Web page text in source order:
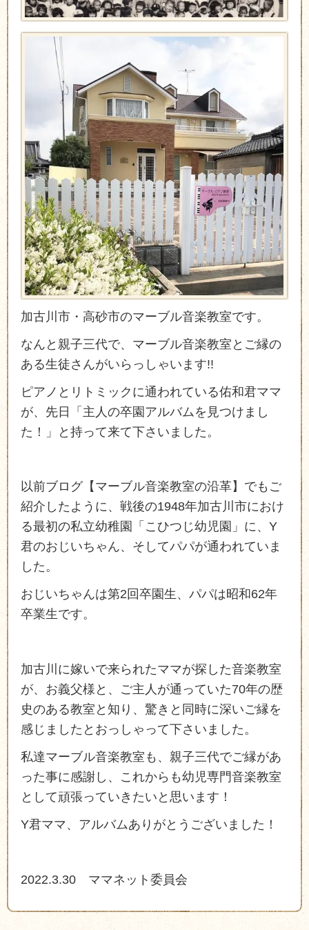
加古川市・高砂市のマーブル音楽教室です。
なんと親子三代で、マーブル音楽教室とご縁の
ある生徒さんがいらっしゃいます!!
ピアノとリトミックに通われている佑和君ママ
が、先日「主人の卒園アルバムを見つけまし
た！」と持って来て下さいました。
以前ブログ【マーブル音楽教室の沿革】でもご
紹介したように、戦後の1948年加古川市におけ
る最初の私立幼稚園「こひつじ幼児園」に、Y
君のおじいちゃん、そしてパパが通われていま
した。
おじいちゃんは第2回卒園生、パパは昭和62年
卒業生です。
加古川に嫁いで来られたママが探した音楽教室
が、お義父様と、ご主人が通っていた70年の歴
史のある教室と知り、驚きと同時に深いご縁を
感じましたとおっしゃって下さいました。
私達マーブル音楽教室も、親子三代でご縁があ
った事に感謝し、これからも幼児専門音楽教室
として頑張っていきたいと思います！
Y君ママ、アルバムありがとうございました！
2022.3.30 ママネット委員会